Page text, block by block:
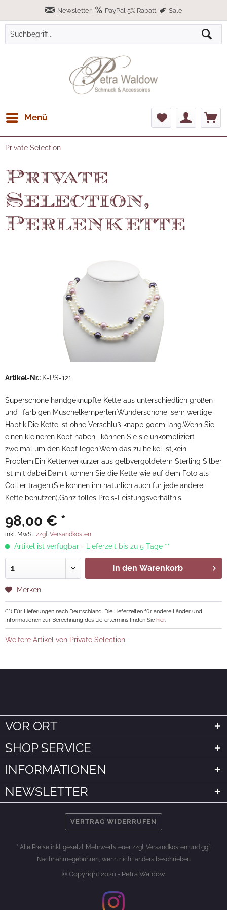
Newsletter PayPal 5% Rabatt Sale
Menü
Private Selection
Private
Selection,
Perlenkette
Artikel-Nr.: K-PS-121
Superschöne handgeknüpfte Kette aus unterschiedlich großen
und -farbigen Muschelkernperlen.Wunderschöne ,sehr wertige
Haptik.Die Kette ist ohne Verschluß knapp 90cm lang.Wenn Sie
einen kleineren Kopf haben , können Sie sie unkompliziert
zweimal um den Kopf legen.Wem das zu heikel ist,kein
Problem.Ein Kettenverkürzer aus gelbvergoldetem Sterling Silber
ist mit dabei.Damit können Sie die Kette wie auf dem Foto als
Collier tragen.(Sie können ihn natürlich auch für jede andere
Kette benutzen).Ganz tolles Preis-Leistungsverhältnis.
98,00 € *
inkl. MwSt. zzgl. Versandkosten
Artikel ist verfügbar - Lieferzeit bis zu 5 Tage **
In den Warenkorb
Merken
(**) Für Lieferungen nach Deutschland. Die Lieferzeiten für andere Länder und
Informationen zur Berechnung des Liefertermins finden Sie hier.
Weitere Artikel von Private Selection
VOR ORT
SHOP SERVICE
INFORMATIONEN
NEWSLETTER
VERTRAG WIDERRUFEN
* Alle Preise inkl. gesetzl. Mehrwertsteuer zzgl. Versandkosten und ggf.
Nachnahmegebühren, wenn nicht anders beschrieben
© Copyright 2020 - Petra Waldow